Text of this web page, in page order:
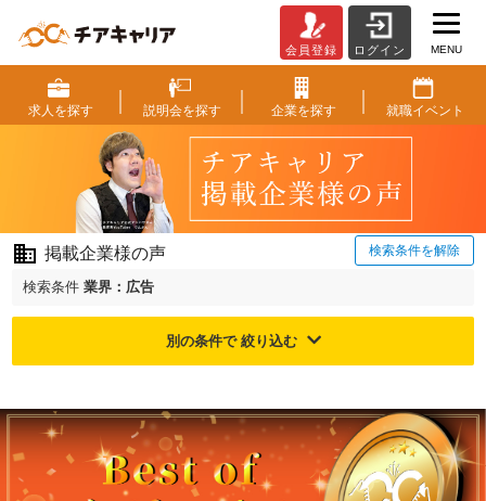
掲
載
企
声
ャ
企
業
か
ら
会員登録 ログイン MENU
求人を探す 説明会を探す 企業を探す 就職イベント
掲載企業様の声 検索条件を解除
検索条件業界：広告
別の条件で 絞り込む